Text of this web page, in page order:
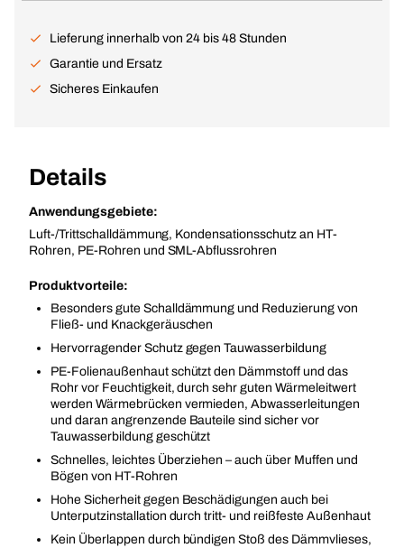
Lieferung innerhalb von 24 bis 48 Stunden
Garantie und Ersatz
Sicheres Einkaufen
Details
Anwendungsgebiete:
Luft-/Trittschalldämmung, Kondensationsschutz an HT-
Rohren, PE-Rohren und SML-Abflussrohren
Produktvorteile:
Besonders gute Schalldämmung und Reduzierung von
Fließ- und Knackgeräuschen
Hervorragender Schutz gegen Tauwasserbildung
PE-Folienaußenhaut schützt den Dämmstoff und das
Rohr vor Feuchtigkeit, durch sehr guten Wärmeleitwert
werden Wärmebrücken vermieden, Abwasserleitungen
und daran angrenzende Bauteile sind sicher vor
Tauwasserbildung geschützt
Schnelles, leichtes Überziehen – auch über Muffen und
Bögen von HT-Rohren
Hohe Sicherheit gegen Beschädigungen auch bei
Unterputzinstallation durch tritt- und reißfeste Außenhaut
Kein Überlappen durch bündigen Stoß des Dämmvlieses,